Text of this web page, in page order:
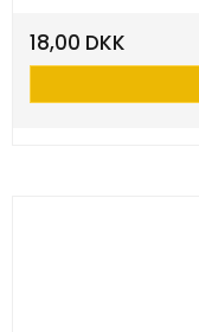
18,00 DKK